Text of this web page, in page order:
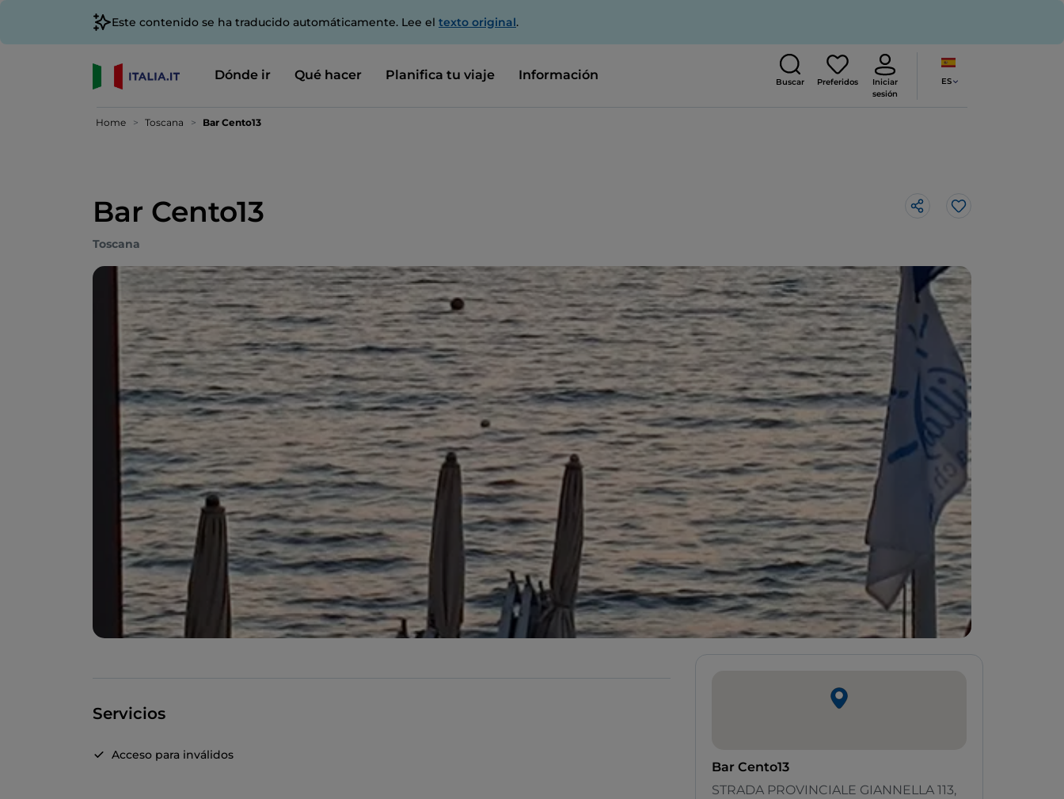
Este contenido se ha traducido automáticamente. Lee el texto original.
Dónde ir Qué hacer Planifica tu viaje Información Buscar Preferidos
Iniciar
sesión
ES
Home Toscana Bar Cento13
Bar Cento13 Me gusta
Toscana
Servicios
Acceso para inválidos
Bar Cento13
STRADA PROVINCIALE GIANNELLA 113,